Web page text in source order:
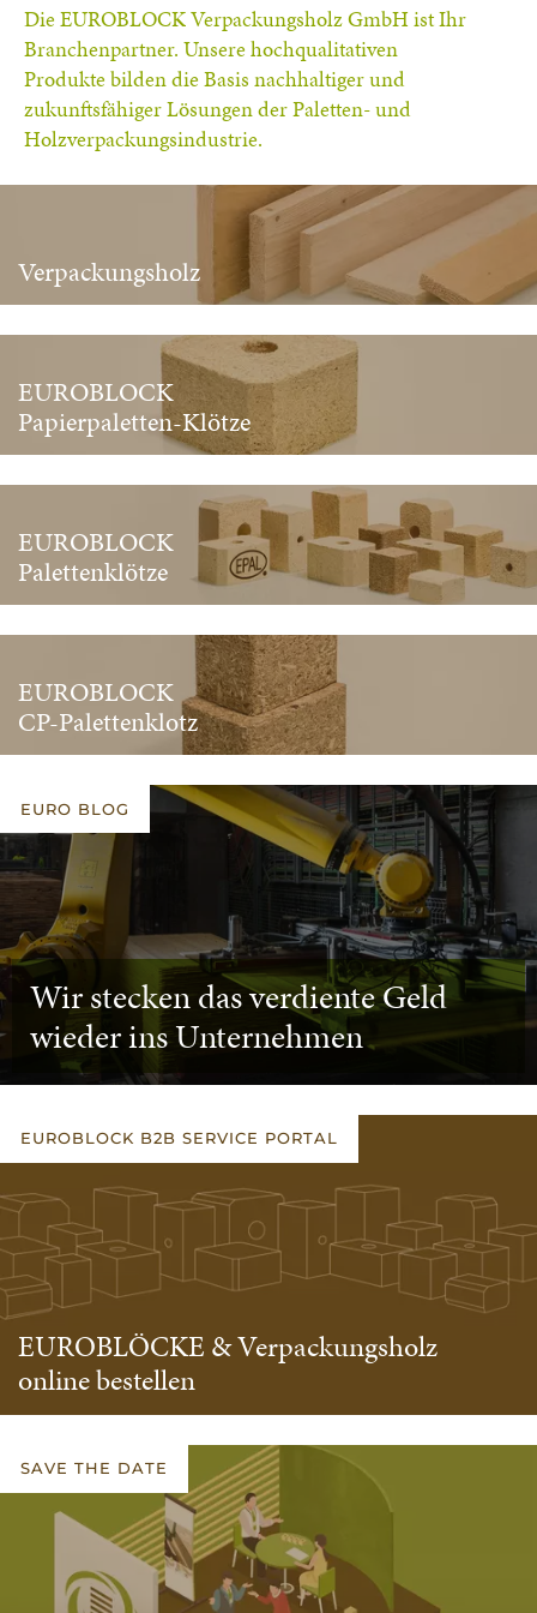
Die EUROBLOCK Verpackungsholz GmbH ist Ihr
Branchenpartner. Unsere hochqualitativen
Produkte bilden die Basis nachhaltiger und
zukunftsfähiger Lösungen der Paletten- und
Holzverpackungsindustrie.
Verpackungsholz
EUROBLOCK
Papierpaletten-Klötze
EUROBLOCK
Palettenklötze
EUROBLOCK
CP-Palettenklotz
EURO BLOG
Wir stecken das verdiente Geld
wieder ins Unternehmen
EUROBLOCK B2B SERVICE PORTAL
EUROBLÖCKE & Verpackungsholz
online bestellen
SAVE THE DATE